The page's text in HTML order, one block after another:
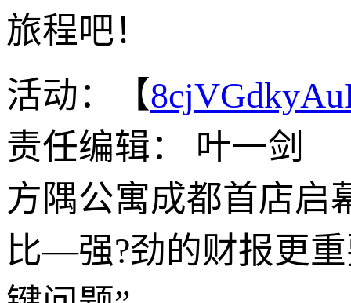
旅程吧！
活动：【
责任编辑： 叶一剑
方隅公寓成都首店启
比—强?劲的财报更